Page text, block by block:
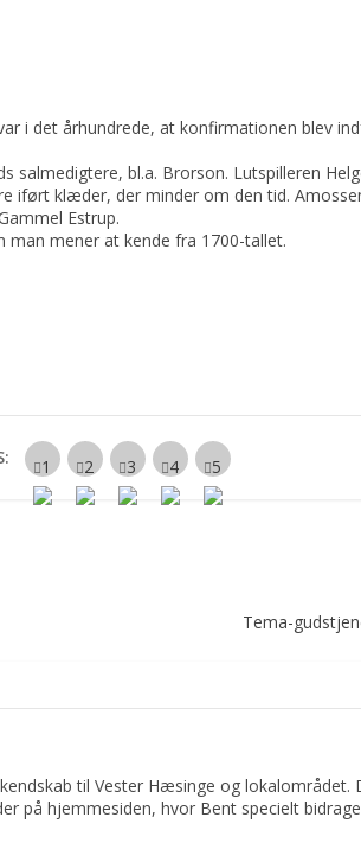
i det århundrede, at konfirmationen blev
salmedigtere, bl.a. Brorson. Lutspilleren
iført klæder, der minder om den tid.
Estrup.
man mener at kende fra 1700-tallet.
Tema-
til Vester Hæsinge og lokalområdet.
på hjemmesiden, hvor Bent specielt